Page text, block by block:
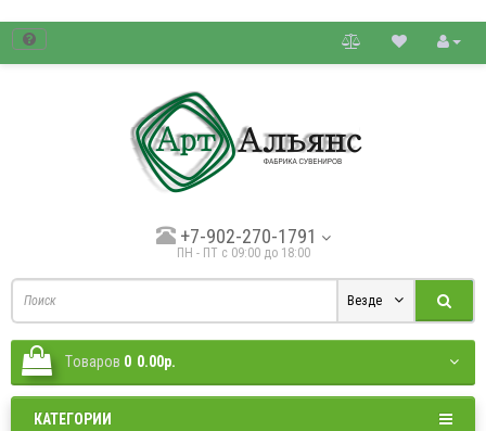
+7-902-270-1791
ПН - ПТ с 09:00 до 18:00
Везде
Tоваров 0 0.00р.
КАТЕГОРИИ